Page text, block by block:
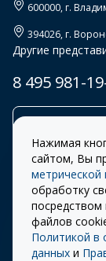
600000, г.
394026, г.
Другие
8 495 981-
Правила
использования
Правила
сайтом
Нажимая
сайтом, Вы
метрической
обработку
посредством
файлов
Политикой в
данных и